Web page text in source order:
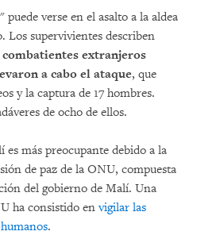
verse en el asalto a la aldea
Los supervivientes describen
extranjeros
a cabo el ataque, que
y la captura de 17 hombres.
de ocho de ellos.
más preocupante debido a la
de paz de la ONU, compuesta
del gobierno de Malí. Una
ha consistido envigilar las
.